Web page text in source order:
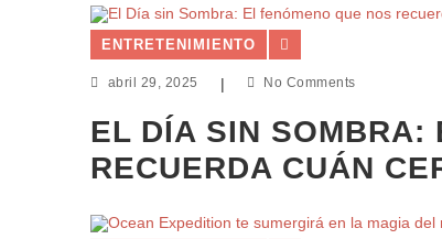
ENTRETENIMIENTO
abril 29, 2025 | No Comments
EL DÍA SIN SOMBRA:
RECUERDA CUÁN